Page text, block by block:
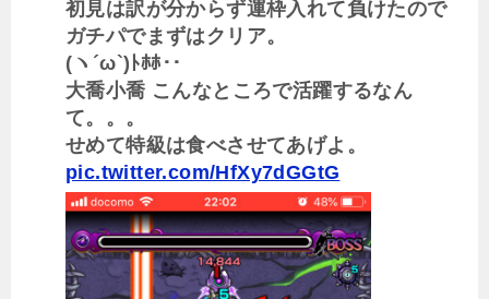
初見は訳が分からず運枠入れて負けたので
ガチパでまずはクリア。
(ヽ´ω`)ﾄﾎﾎ･･
大喬小喬 こんなところで活躍するなん
て。。。
せめて特級は食べさせてあげよ。
pic.twitter.com/HfXy7dGGtG